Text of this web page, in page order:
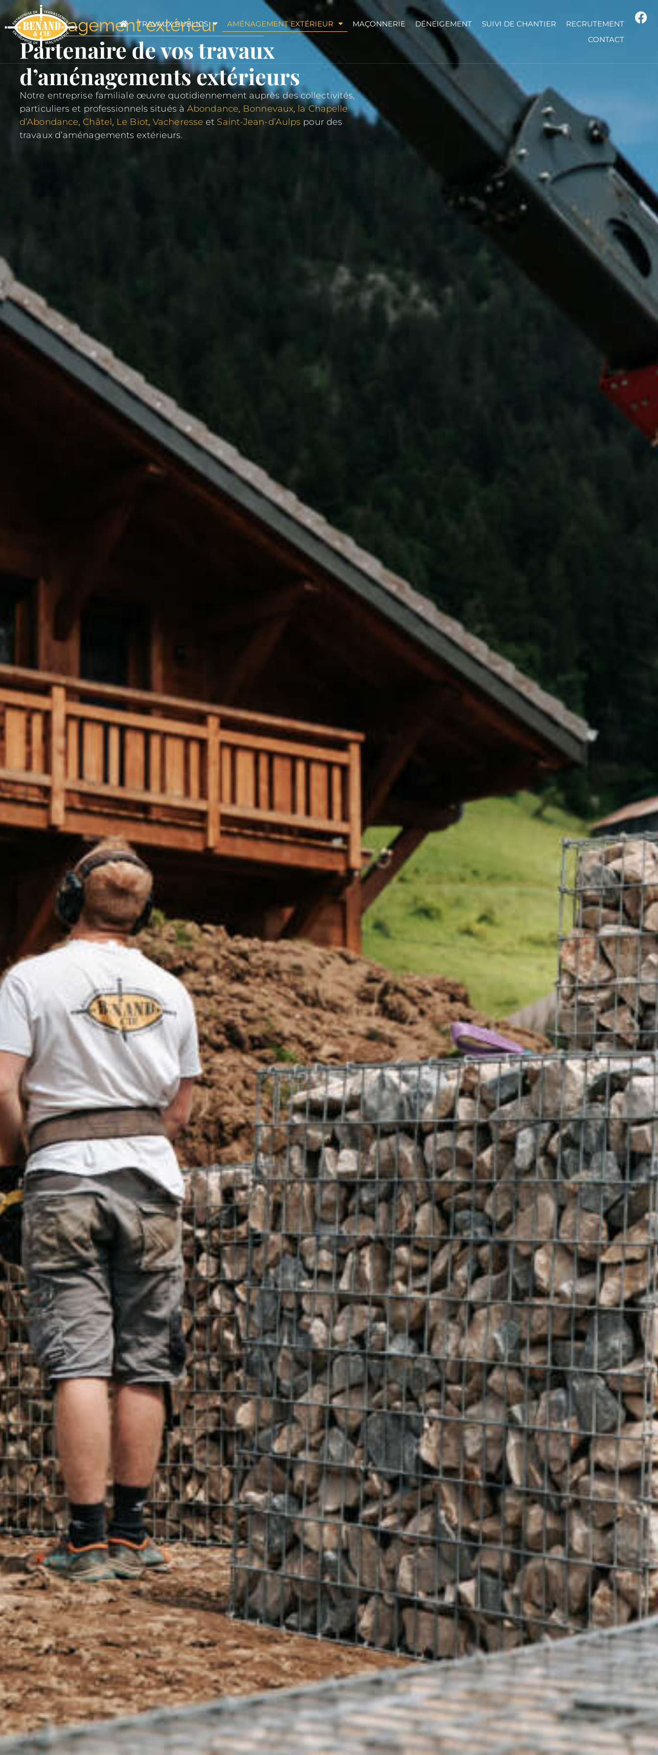
TRAVAUX PUBLICS AMÉNAGEMENT EXTÉRIEUR MAÇONNERIE DÉNEIGEMENT SUIVI DE CHANTIER
RECRUTEMENT
CONTACT
Aménagement extérieur
Partenaire de vos travaux
d’aménagements extérieurs
Notre entreprise familiale œuvre quotidiennement auprès des collectivités,
particuliers et professionnels situés àAbondance, Bonnevaux, la Chapelle
d’Abondance, Châtel, Le Biot,Vacheresse et Saint-Jean-d’Aulps pour des
travaux d’aménagements extérieurs.